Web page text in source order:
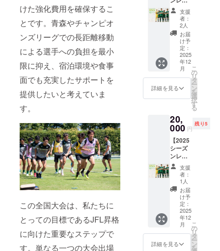
けた強化費用を確保するこ
とです。青森やチャンピオ
ンズリーグでの長距離移動
による選手への負担を最小
限に抑え、宿泊環境や食事
面でも充実したサポートを
提供したいと考えていま
す。
この全国大会は、私たちに
とっての目標であるJFL昇格
に向けた重要なステップで
す。単なる一つの大会出場
ムで
す！
リカユ
ニ
フォー
ム/Lサ
イズ】
〇背暗
号なし
で全選
手・ス
タッフ
のサイ
ン入り
でお送
しま
す。 〇
1ST（
緑）の
ユニ
フォー
ムで
す！
支援
者：
2人
お届
け予
定：
2025
年12
月
詳細を見る
こ
の
リ
タ
ー
ン
を
選
択
す
る
20,
000 円
残り5
【2025
シーズ
ンレプ
リカユ
ニ
フォー
ム/XXL
サイ
ズ】 〇
背暗号
なしで
全選
手・ス
タッフ
支援
者：
1人
お届
け予
定：
2025
年12
月
詳細を見る
こ
の
リ
タ
ー
ン
を